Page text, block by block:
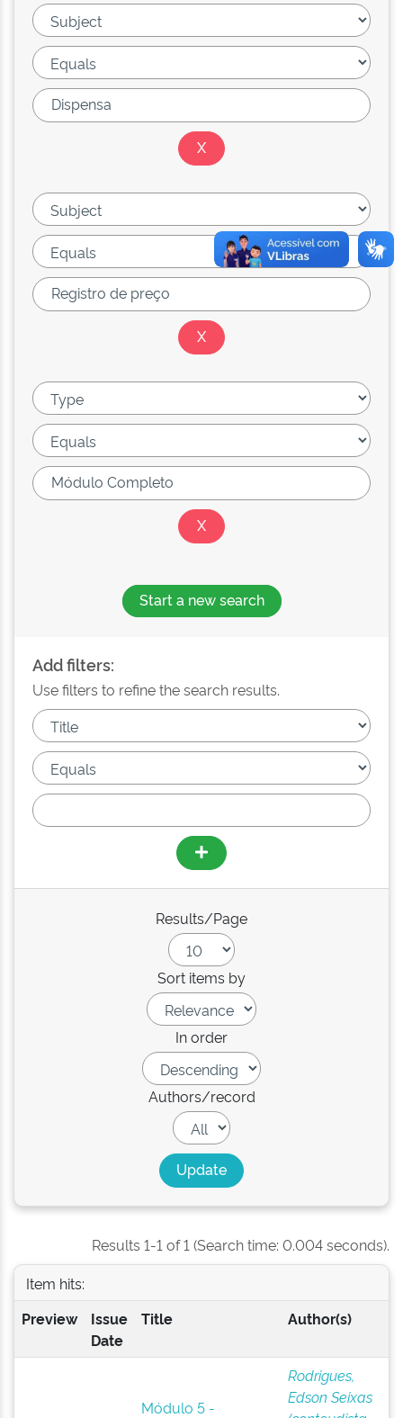
Start a new search
Add filters:
Use filters to refine the search results.
Results/Page
Sort items by
In order
Authors/record
Results 1-1 of 1 (Search time: 0.004 seconds).
Item hits:
Preview
Issue
Date
Title Author(s)
Módulo 5 -
Rodrigues,
Edson Seixas